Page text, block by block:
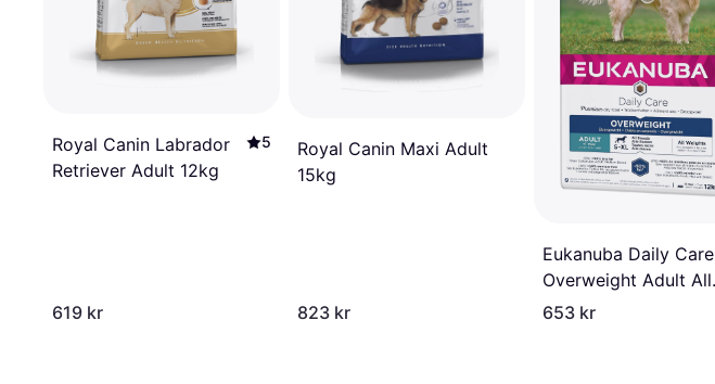
Royal Canin Labrador
Retriever Adult 12kg
5
619 kr
Royal Canin Maxi Adult
15kg
823 kr
Eukanuba Daily Care
Overweight Adult All
Breed 12kg
653 kr